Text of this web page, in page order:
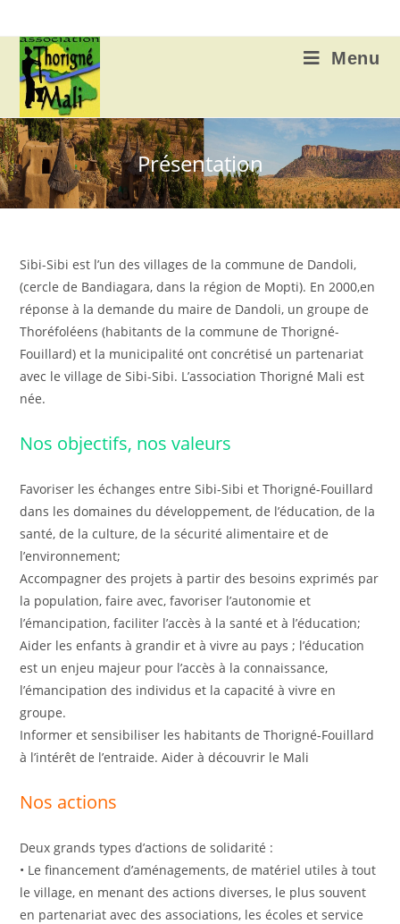
to
content
Menu
Présentation
Sibi-Sibi est l’un des villages de la commune de Dandoli,
(cercle de Bandiagara, dans la région de Mopti). En 2000,en
réponse à la demande du maire de Dandoli, un groupe de
Thoréfoléens (habitants de la commune de Thorigné-
Fouillard) et la municipalité ont concrétisé un partenariat
avec le village de Sibi-Sibi. L’association Thorigné Mali est
née.
Nos objectifs, nos valeurs
Favoriser les échanges entre Sibi-Sibi et Thorigné-Fouillard
dans les domaines du développement, de l’éducation, de la
santé, de la culture, de la sécurité alimentaire et de
l’environnement;
Accompagner des projets à partir des besoins exprimés par
la population, faire avec, favoriser l’autonomie et
l’émancipation, faciliter l’accès à la santé et à l’éducation;
Aider les enfants à grandir et à vivre au pays ; l’éducation
est un enjeu majeur pour l’accès à la connaissance,
l’émancipation des individus et la capacité à vivre en
groupe.
Informer et sensibiliser les habitants de Thorigné-Fouillard
à l’intérêt de l’entraide. Aider à découvrir le Mali
Nos actions
Deux grands types d’actions de solidarité :
• Le financement d’aménagements, de matériel utiles à tout
le village, en menant des actions diverses, le plus souvent
en partenariat avec des associations, les écoles et service